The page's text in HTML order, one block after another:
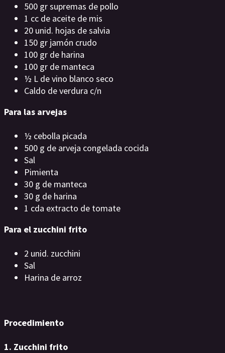
500 gr supremas de pollo
1 cc de aceite de mis
20 unid. hojas de salvia
150 gr jamón crudo
100 gr de harina
100 gr de manteca
½ L de vino blanco seco
Caldo de verdura c/n
Para las arvejas
½ cebolla picada
500 g de arveja congelada cocida
Sal
Pimienta
30 g de manteca
30 g de harina
1 cda extracto de tomate
Para el zucchini frito
2 unid. zucchini
Sal
Harina de arroz
Procedimiento
1. Zucchini frito